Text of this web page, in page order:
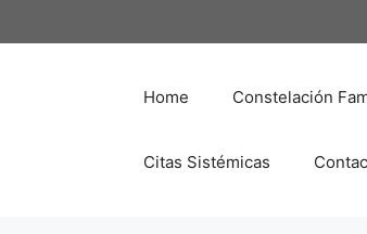
al
Home Constelación
Citas Sistémicas